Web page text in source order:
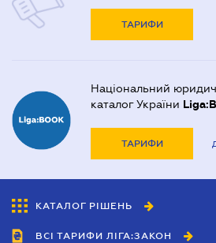
ТАРИФИ
Національний
каталог України
ТАРИФИ
КАТАЛОГ РІШЕНЬ
ВСІ ТАРИФИ ЛІГА:ЗАКОН